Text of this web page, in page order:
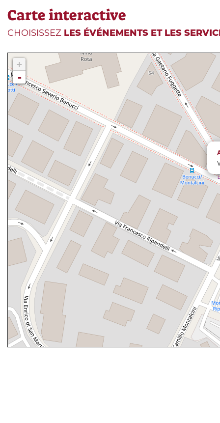
Carte interactive
CHOISISSEZ LES ÉVÉNEMENTS ET LES
+
-